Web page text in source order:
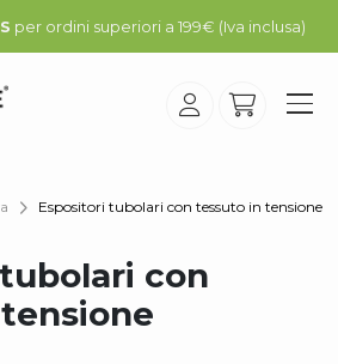
per ordini superiori a 199€ (Iva inclusa)
Espositori tubolari con tessuto in tensione
con